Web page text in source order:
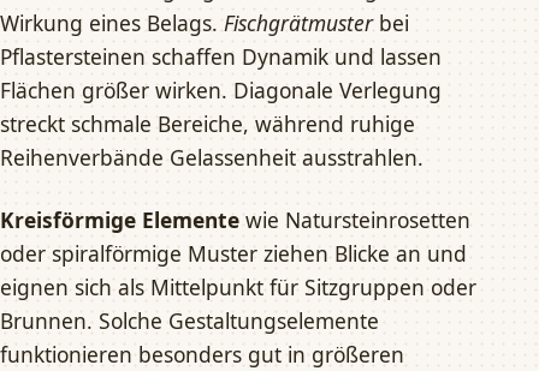
Wirkung eines Belags. Fischgrätmusterbei
Pflastersteinen schaffen Dynamik und lassen
Flächen größer wirken. Diagonale Verlegung
streckt schmale Bereiche, während ruhige
Reihenverbände Gelassenheit ausstrahlen.
Kreisförmige Elemente wie Natursteinrosetten
oder spiralförmige Muster ziehen Blicke an und
eignen sich als Mittelpunkt für Sitzgruppen oder
Brunnen. Solche Gestaltungselemente
funktionieren besonders gut in größeren